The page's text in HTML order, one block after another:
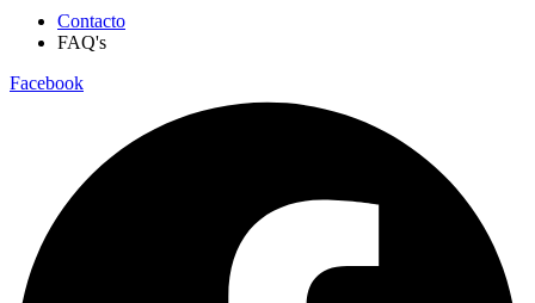
Contacto
FAQ's
Facebook